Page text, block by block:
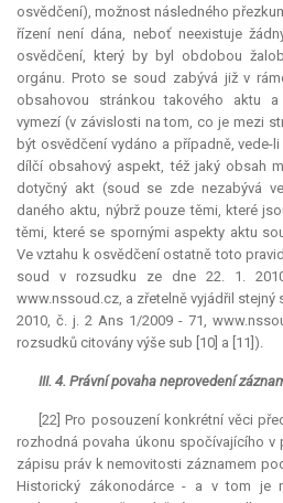
osvědčení), možnost následného
řízení není dána, neboť neexistuje
osvědčení, který by byl obdobou
orgánu. Proto se soud zabývá již v
obsahovou stránkou takového aktu
vymezí (v závislosti na tom, co je mezi
být osvědčení vydáno a případně,
dílčí obsahový aspekt, též jaký obsah
dotyčný akt (soud se zde nezabývá
daného aktu, nýbrž pouze těmi, které
těmi, které se spornými aspekty aktu
Ve vztahu k osvědčení ostatně toto
soud v rozsudku ze dne 22. 1.
www.nssoud.cz, a zřetelně vyjádřil stejný
2010, č. j. 2 Ans 1/2009 - 71,
rozsudků citovány výše sub [10] a [11]).
III. 4. Právní povaha neprovedení
[22] Pro posouzení konkrétní věci
rozhodná povaha úkonu spočívajícího v
zápisu práv k nemovitosti záznamem
Historický zákonodárce - a v tom je